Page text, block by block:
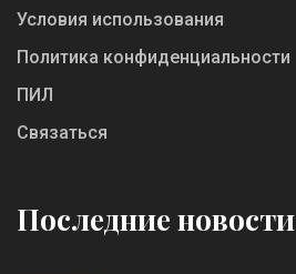
Условия использования
Политика конфиденциальности
ПИЛ
Связаться
Последние новости